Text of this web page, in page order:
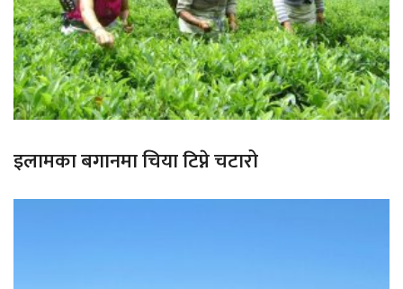
इलामका बगानमा चिया टिप्ने चटारो